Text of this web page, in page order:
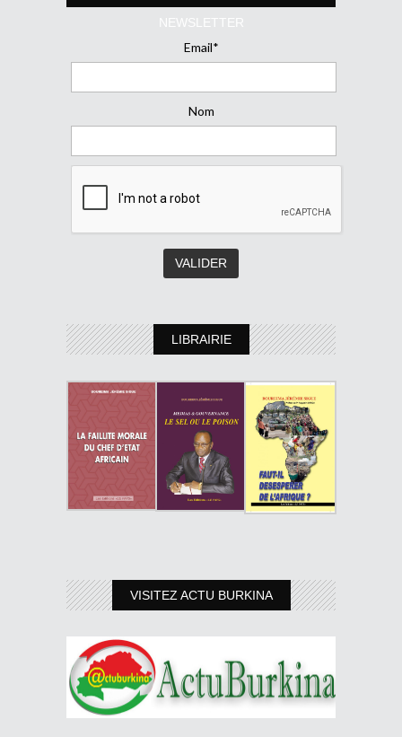
NEWSLETTER
Email*
Nom
LIBRAIRIE
VISITEZ ACTU BURKINA